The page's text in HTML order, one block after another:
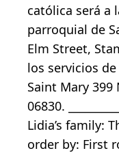
católica será a
parroquial de
Elm Street,
los servicios
Saint Mary 399
06830.
Lidia’s family:
order by: First